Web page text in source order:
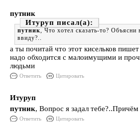
путник
Итуруп
путник, Что хотел сказать-то? Объясни
ввиду?..
а ты почитай что этот кисельков
надо обходится с малоимущими и
людьми
Ответить Цитировать
Итуруп
путник, Вопрос я задал тебе?..Причём
Ответить Цитировать